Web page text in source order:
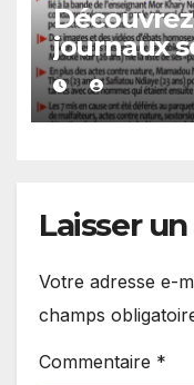
journaux
mercredi
Laisser
Votre adresse e-
champs
Commentaire *